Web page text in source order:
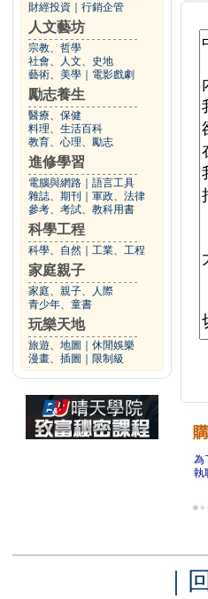
財經投資 行銷企管
人文藝坊
宗教、哲學
社會、人文、史地
藝術、美學
電影戲劇
勵志養生
醫療、保健
料理、生活百科
教育、心理、勵志
進修學習
電腦與網路
語言工具
雜誌、期刊
軍政、法律
參考、考試、教科用書
科學工程
科學、自然 工業、工程
家庭親子
家庭、親子、人際
青少年、童書
玩樂天地
旅遊、地圖
休閒娛樂
漫畫、插圖
限制級
為
執
｜